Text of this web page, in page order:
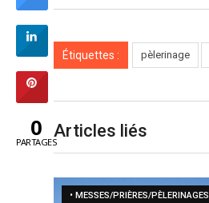
Étiquettes : pèlerinage
Articles liés
• MESSES/PRIÈRES/PÈLERINAGES
0
PARTAGES